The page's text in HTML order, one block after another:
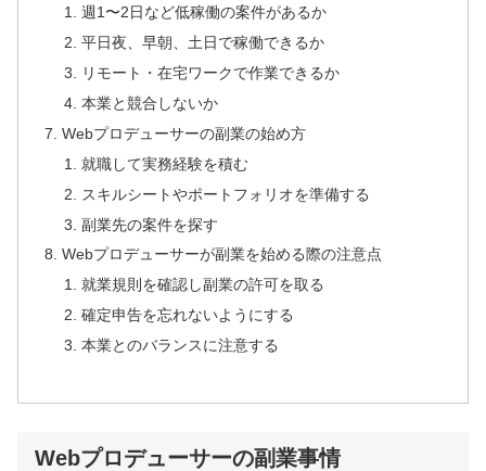
週1〜2日など低稼働の案件があるか
平日夜、早朝、土日で稼働できるか
リモート・在宅ワークで作業できるか
本業と競合しないか
Webプロデューサーの副業の始め方
就職して実務経験を積む
スキルシートやポートフォリオを準備する
副業先の案件を探す
Webプロデューサーが副業を始める際の注意点
就業規則を確認し副業の許可を取る
確定申告を忘れないようにする
本業とのバランスに注意する
Webプロデューサーの副業事情